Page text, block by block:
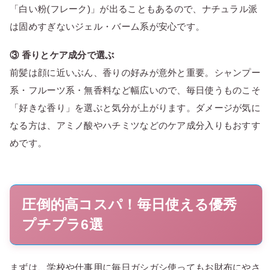
「白い粉(フレーク)」が出ることもあるので、ナチュラル派
は固めすぎないジェル・バーム系が安心です。
③ 香りとケア成分で選ぶ
前髪は顔に近いぶん、香りの好みが意外と重要。シャンプー
系・フルーツ系・無香料など幅広いので、毎日使うものこそ
「好きな香り」を選ぶと気分が上がります。ダメージが気に
なる方は、アミノ酸やハチミツなどのケア成分入りもおすす
めです。
圧倒的高コスパ！毎日使える優秀
プチプラ6選
まずは、学校や仕事用に毎日ガシガシ使ってもお財布にやさ